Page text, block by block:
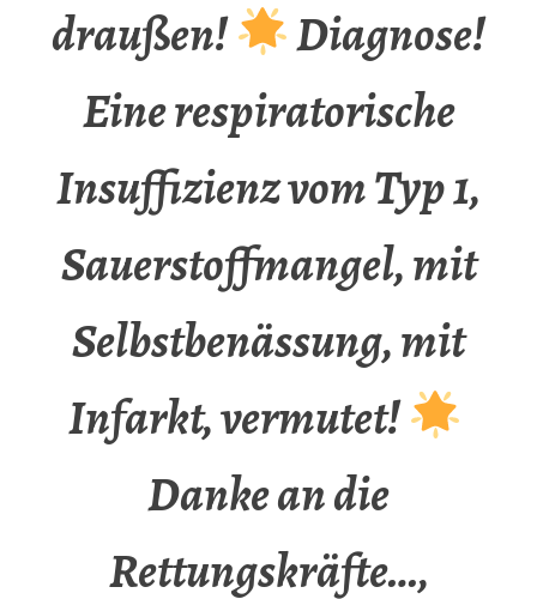
draußen!
Diagnose!
Eine respiratorische
Insuffizienz vom Typ 1,
Sauerstoffmangel, mit
Selbstbenässung, mit
Infarkt, vermutet!
Danke an die
Rettungskräfte…,